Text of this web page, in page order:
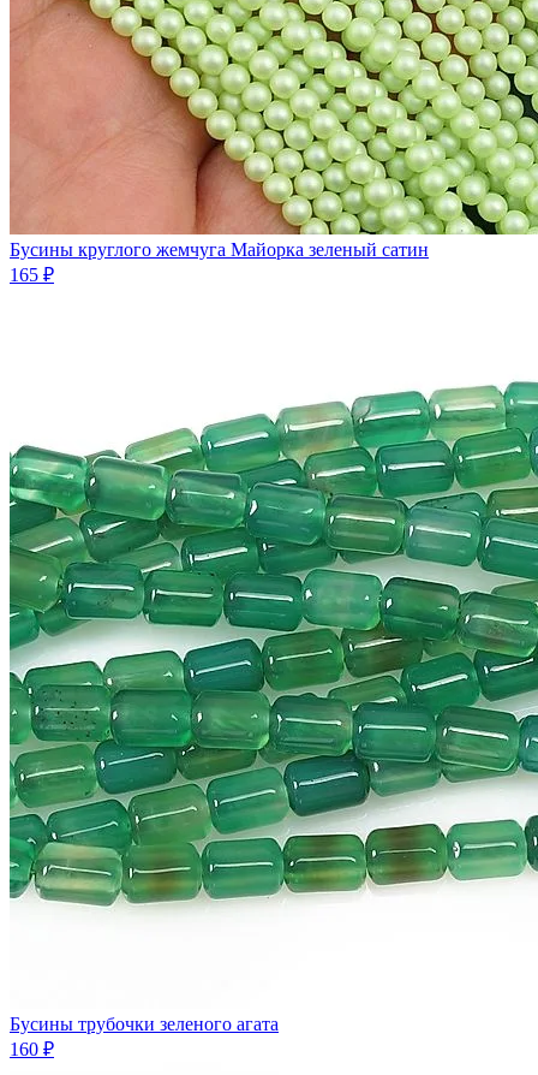
Бусины круглого жемчуга Майорка зеленый сатин
165 ₽
Бусины трубочки зеленого агата
160 ₽